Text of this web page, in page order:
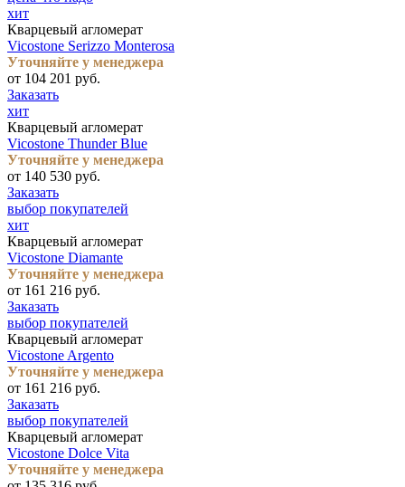
хит
Кварцевый агломерат
Vicostone Serizzo Monterosa
Уточняйте у менеджера
от 104 201 руб.
Заказать
хит
Кварцевый агломерат
Vicostone Thunder Blue
Уточняйте у менеджера
от 140 530 руб.
Заказать
выбор покупателей
хит
Кварцевый агломерат
Vicostone Diamante
Уточняйте у менеджера
от 161 216 руб.
Заказать
выбор покупателей
Кварцевый агломерат
Vicostone Argento
Уточняйте у менеджера
от 161 216 руб.
Заказать
выбор покупателей
Кварцевый агломерат
Vicostone Dolce Vita
Уточняйте у менеджера